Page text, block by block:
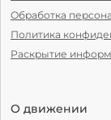
Обработка
Политика
Раскрытие
О движении